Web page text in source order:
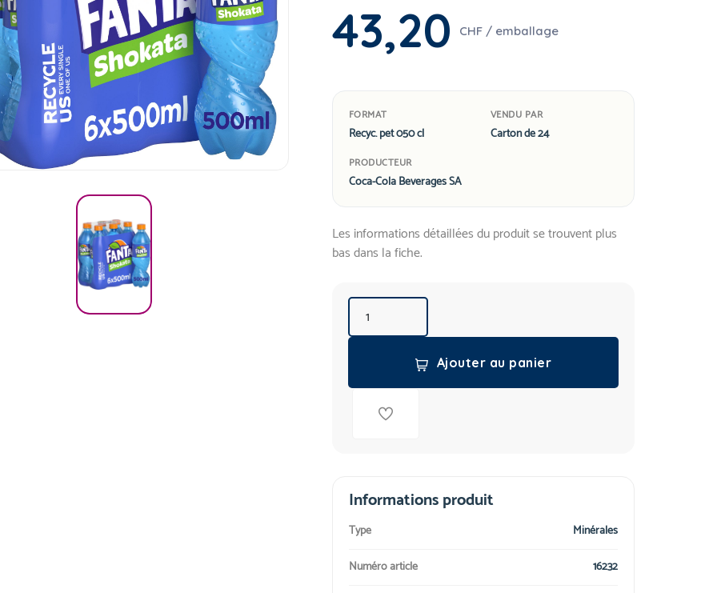
43,20 CHF / emballage
FORMAT
Recyc. pet 050 cl
VENDU PAR
Carton de 24
PRODUCTEUR
Coca-Cola Beverages SA
Les informations détaillées du produit se trouvent plus
bas dans la fiche.
Ajouter au panier
Informations produit
Type
Minérales
Numéro article
16232